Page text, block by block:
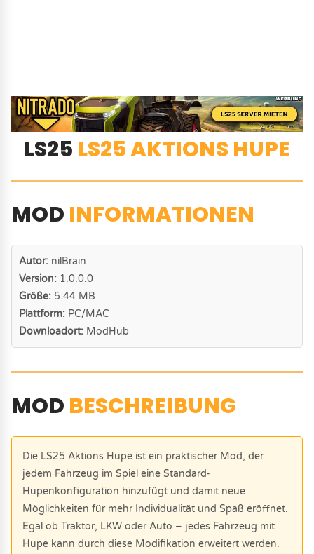
LS25 LS25 AKTIONS HUPE
MOD INFORMATIONEN
Autor: nilBrain
Version: 1.0.0.0
Größe: 5.44 MB
Plattform: PC/MAC
Downloadort: ModHub
MOD BESCHREIBUNG
Die LS25 Aktions Hupe ist ein praktischer Mod, der
jedem Fahrzeug im Spiel eine Standard-
Hupenkonfiguration hinzufügt und damit neue
Möglichkeiten für mehr Individualität und Spaß eröffnet.
Egal ob Traktor, LKW oder Auto – jedes Fahrzeug mit
Hupe kann durch diese Modifikation erweitert werden.